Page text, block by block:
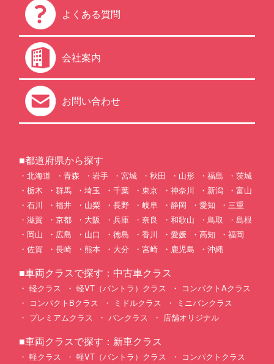
よくある質問
会社案内
お問い合わせ
■都道府県から探す
北海道 青森 岩手 宮城 秋田 山形 福島
茨城
栃木
群馬 埼玉 千葉 東京 神奈川 新潟
富山
石川
福井 山梨 長野 岐阜 静岡 愛知
三重
滋賀
京都 大阪 兵庫 奈良 和歌山 鳥取
島根
岡山
広島 山口 徳島 香川 愛媛 高知
福岡
佐賀
長崎 熊本 大分 宮崎 鹿児島 沖縄
■車両クラスで探す：中古車クラス
軽クラス 軽VT（バントラ）クラス
コンパクトAクラス
コンパクトBクラス
ミドルクラス
ミニバンクラス
プレミアムクラス
バンクラス 店舗オリジナル
■車両クラスで探す：新車クラス
軽クラス 軽VT（バントラ）クラス
コンパクトクラス